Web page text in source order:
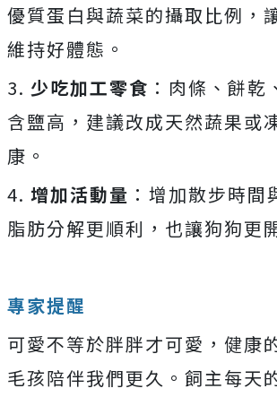
優質蛋白與蔬菜的攝取比例，
維持好體態。
3. 少吃加工零食 ：肉條、餅乾
含鹽高，建議改成天然蔬果或
康。
4. 增加活動量 ：增加散步時間
脂肪分解更順利，也讓狗狗更
專家提醒
可愛不等於胖胖才可愛，健康
毛孩陪伴我們更久。飼主每天